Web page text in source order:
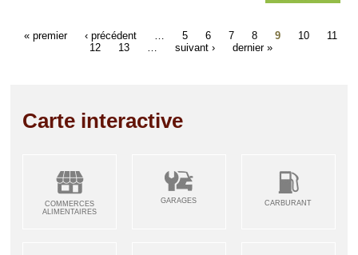
« premier ‹ précédent 5 6 7 8 9 10
11
12
13 suivant › dernier »
Carte interactive
COMMERCES
ALIMENTAIRES
GARAGES CARBURANT